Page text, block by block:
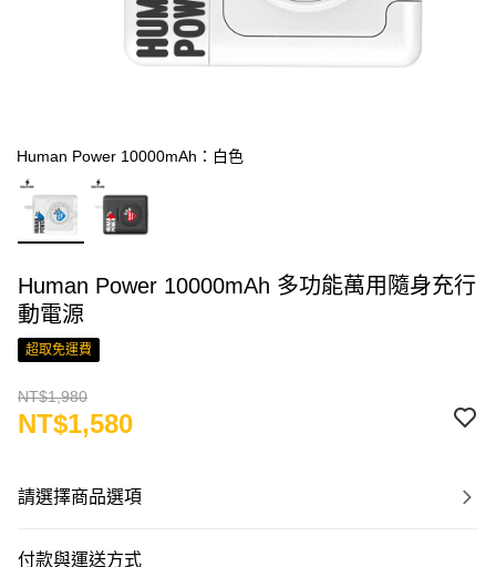
Human Power 10000mAh：白色
Human Power 10000mAh 多功能萬用隨身充行
動電源
超取免運費
NT$1,980
NT$1,580
請選擇商品選項
付款與運送方式